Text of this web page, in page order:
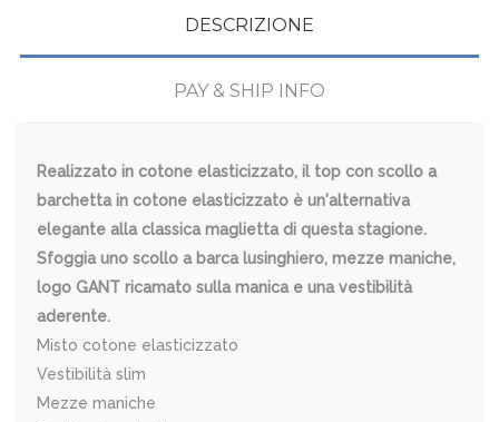
DESCRIZIONE
PAY & SHIP INFO
Realizzato in cotone elasticizzato, il top con scollo a
barchetta in cotone elasticizzato è un'alternativa
elegante alla classica maglietta di questa stagione.
Sfoggia uno scollo a barca lusinghiero, mezze maniche,
logo GANT ricamato sulla manica e una vestibilità
aderente.
Misto cotone elasticizzato
Vestibilità slim
Mezze maniche